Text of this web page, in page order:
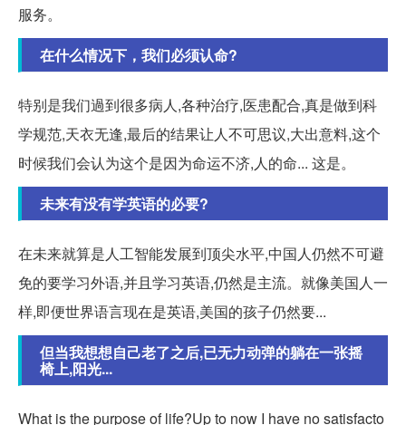
服务。
在什么情况下，我们必须认命?
特别是我们過到很多病人,各种治疗,医患配合,真是做到科
学规范,天衣无逢,最后的结果让人不可思议,大出意料,这个
时候我们会认为这个是因为命运不济,人的命... 这是。
未来有没有学英语的必要?
在未来就算是人工智能发展到顶尖水平,中国人仍然不可避
免的要学习外语,并且学习英语,仍然是主流。就像美国人一
样,即便世界语言现在是英语,美国的孩子仍然要...
但当我想想自己老了之后,已无力动弹的躺在一张摇
椅上,阳光...
What is the purpose of life?Up to now I have no satisfacto